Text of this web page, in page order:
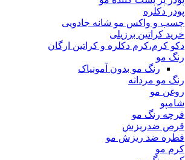
پودر دکلره
چسب و واکس مو شانه جادویی
خرید کراتین برزیلی
دکو کرم،کرم دکلره و کراتین ارگان
رنگ مو
رنگ مو بدون آمونیاک
رنگ مو مردانه
روغن مو
شامپو
فرچه رنگ مو
قرص ضدریزش
قطره ضد ریزش مو
کرم مو